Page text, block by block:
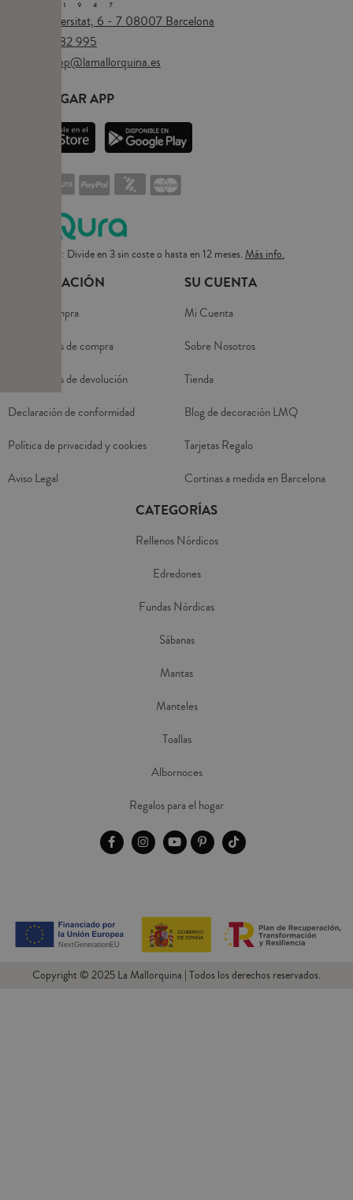
Plaça Universitat, 6 - 7 08007 Barcelona
673 482 995
eshop@lamallorquina.es
DESCARGAR APP
Pago flexible: Divide en 3 sin coste o hasta en 12 meses. Más info.
INFORMACIÓN
Guía de compra
Condiciones de compra
Condiciones de devolución
Declaración de conformidad
Política de privacidad y cookies
Aviso Legal
SU CUENTA
Mi Cuenta
Sobre Nosotros
Tienda
Blog de decoración LMQ
Tarjetas Regalo
Cortinas a medida en Barcelona
CATEGORÍAS
Rellenos Nórdicos
Edredones
Fundas Nórdicas
Sábanas
Mantas
Manteles
Toallas
Albornoces
Regalos para el hogar
Copyright © 2025 La Mallorquina | Todos los derechos reservados.